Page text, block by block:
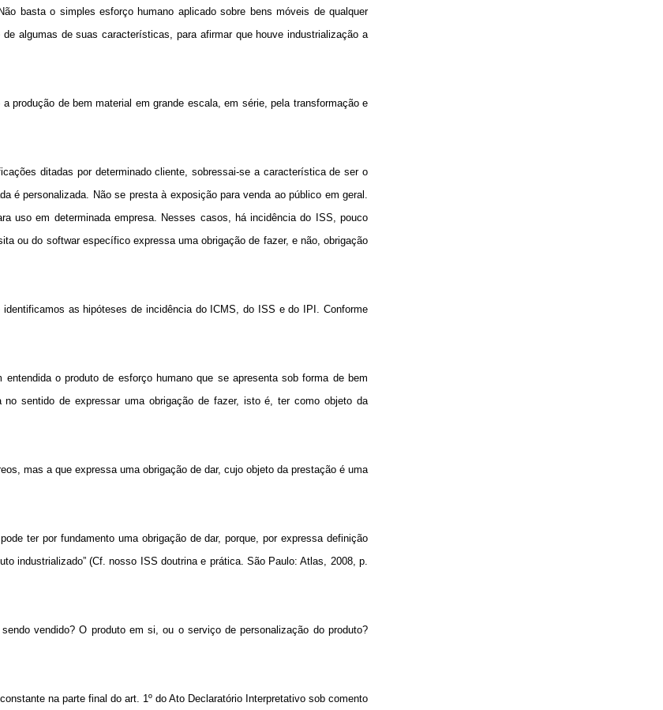
basta o simples esforço humano aplicado sobre bens móveis de qualquer
algumas de suas características, para afirmar que houve industrialização a
produção de bem material em grande escala, em série, pela transformação e
ditadas por determinado cliente, sobressai-se a característica de ser o
é personalizada. Não se presta à exposição para venda ao público em geral.
uso em determinada empresa. Nesses casos, há incidência do ISS, pouco
ou do softwar específico expressa uma obrigação de fazer, e não, obrigação
as hipóteses de incidência do ICMS, do ISS e do IPI. Conforme
o produto de esforço humano que se apresenta sob forma de bem
sentido de expressar uma obrigação de fazer, isto é, ter como objeto da
mas a que expressa uma obrigação de dar, cujo objeto da prestação é uma
ter por fundamento uma obrigação de dar, porque, por expressa definição
industrializado” (Cf. nosso ISS doutrina e prática. São Paulo: Atlas, 2008, p.
vendido? O produto em si, ou o serviço de personalização do produto?
na parte final do art. 1º do Ato Declaratório Interpretativo sob comento